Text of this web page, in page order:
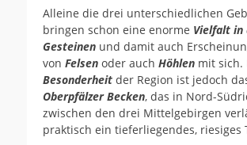
Alleine die drei unterschiedlichen
bringen schon eine enorme Vielfalt in
Gesteinen und damit auch
von Felsen oder auch Höhlen mit sich.
Besonderheit der Region ist jedoch
Oberpfälzer Becken, das in Nord-
zwischen den drei Mittelgebirgen
praktisch ein tieferliegendes, riesiges